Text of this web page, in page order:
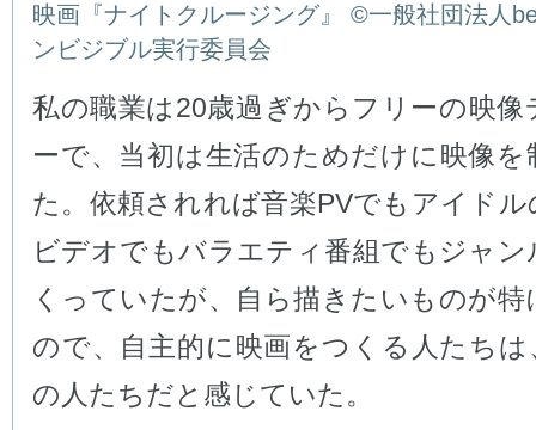
映画『ナイトクルージング』 ©一般社団法人
ンビジブル実行委員会
私の職業は20歳過ぎからフリーの映像
ーで、当初は生活のためだけに映像を
た。依頼されれば音楽PVでもアイド
ビデオでもバラエティ番組でもジャン
くっていたが、自ら描きたいものが特
ので、自主的に映画をつくる人たちは
の人たちだと感じていた。